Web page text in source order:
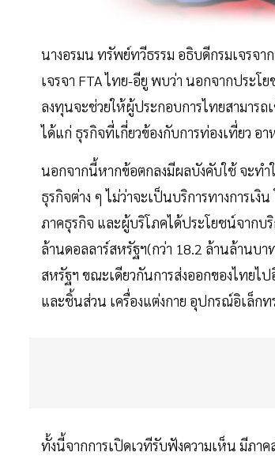
นางอรมน ทรัพย์ทวีธรรม อธิบดีกรมเจรจา
เจรจา FTA ไทย-อียู พบว่า นอกจากประโ
ลงทุนจะช่วยให้ผู้ประกอบการไทยสามารถ
ได้แก่ ธุรกิจที่เกี่ยวข้องกับการท่องเที่ยว อ
นอกจากนี้หากข้อตกลงมีผลบังคับใช้ จะทำ
ธุรกิจต่าง ๆ ไม่ว่าจะเป็นบริการทางการ
ภาคธุรกิจ และผู้บริโภคได้ประโยชน์จากบ
ล้านดอลลาร์สหรัฐฯ(กว่า 18.2 ล้านล้าน
สหรัฐฯ ขณะเดียวกันการส่งออกของไทยไ
และชิ้นส่วน เครื่องแต่งกาย อุปกรณ์อิเล็
ทั้งนี้จากการเปิดเวทีรับฟังความเห็น มีภา